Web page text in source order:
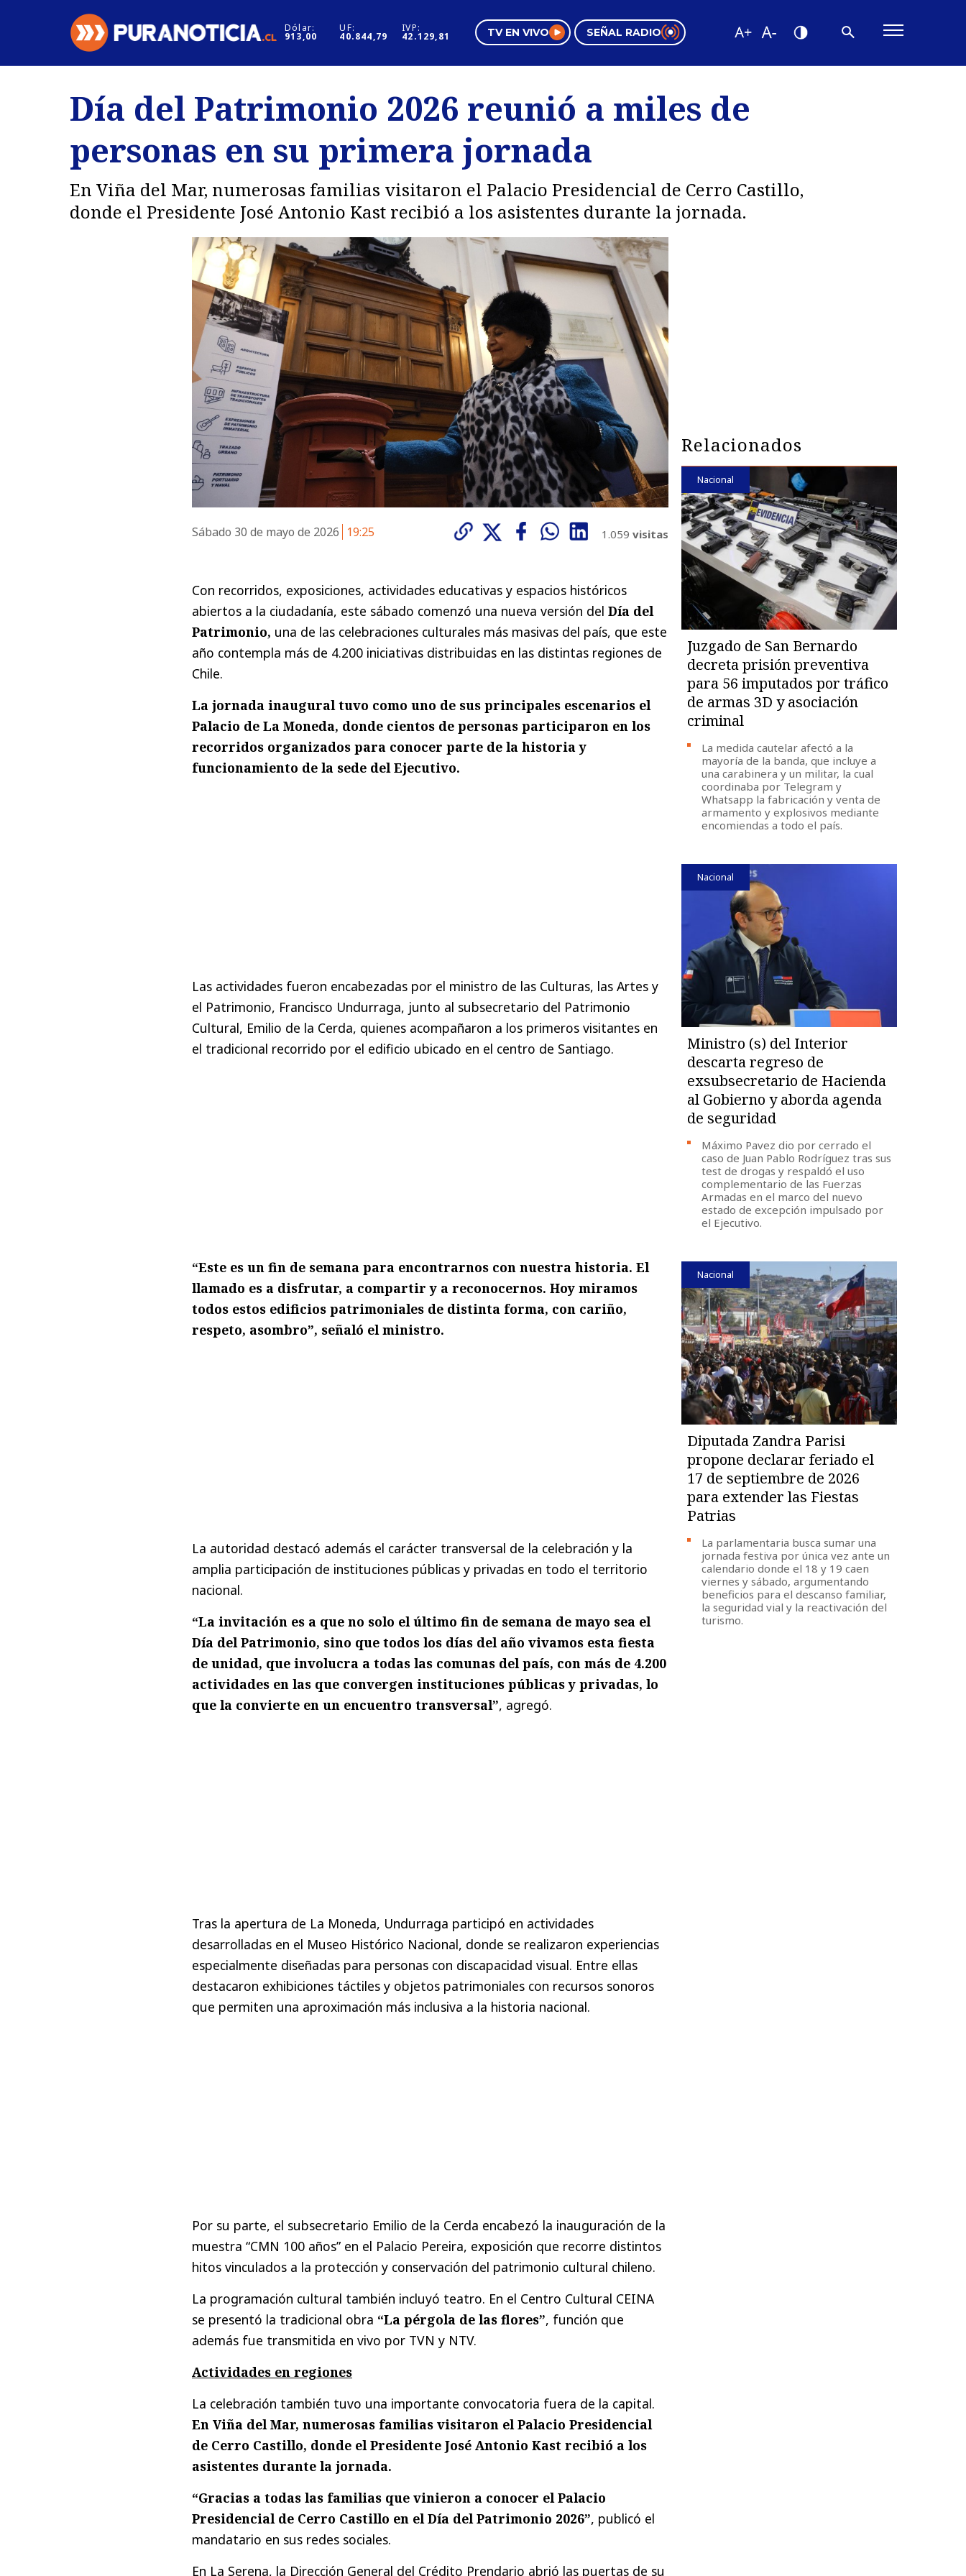
Dólar:
913,00
UF:
40.844,79
IVP:
42.129,81 TV EN VIVO SEÑAL RADIO
Regiones
Deportes
Internacional
Motores
Negocios
Pura Mujer
Tendencias
Día del Patrimonio 2026 reunió a miles de
personas en su primera jornada
En Viña del Mar, numerosas familias visitaron el Palacio Presidencial de Cerro Castillo,
donde el Presidente José Antonio Kast recibió a los asistentes durante la jornada.
Sábado 30 de mayo de 2026 19:25 1.059 visitas
Con recorridos, exposiciones, actividades educativas y espacios históricos
abiertos a la ciudadanía, este sábado comenzó una nueva versión del Día del
Patrimonio, una de las celebraciones culturales más masivas del país, que este
año contempla más de 4.200 iniciativas distribuidas en las distintas regiones de
Chile.
La jornada inaugural tuvo como uno de sus principales escenarios el
Palacio de La Moneda, donde cientos de personas participaron en los
recorridos organizados para conocer parte de la historia y
funcionamiento de la sede del Ejecutivo.
Las actividades fueron encabezadas por el ministro de las Culturas, las Artes y
el Patrimonio, Francisco Undurraga, junto al subsecretario del Patrimonio
Cultural, Emilio de la Cerda, quienes acompañaron a los primeros visitantes en
el tradicional recorrido por el edificio ubicado en el centro de Santiago.
“Este es un fin de semana para encontrarnos con nuestra historia. El
llamado es a disfrutar, a compartir y a reconocernos. Hoy miramos
todos estos edificios patrimoniales de distinta forma, con cariño,
respeto, asombro”, señaló el ministro.
La autoridad destacó además el carácter transversal de la celebración y la
amplia participación de instituciones públicas y privadas en todo el territorio
nacional.
“La invitación es a que no solo el último fin de semana de mayo sea el
Día del Patrimonio, sino que todos los días del año vivamos esta fiesta
de unidad, que involucra a todas las comunas del país, con más de 4.200
actividades en las que convergen instituciones públicas y privadas, lo
que la convierte en un encuentro transversal”, agregó.
Tras la apertura de La Moneda, Undurraga participó en actividades
desarrolladas en el Museo Histórico Nacional, donde se realizaron experiencias
especialmente diseñadas para personas con discapacidad visual. Entre ellas
destacaron exhibiciones táctiles y objetos patrimoniales con recursos sonoros
que permiten una aproximación más inclusiva a la historia nacional.
Por su parte, el subsecretario Emilio de la Cerda encabezó la inauguración de la
muestra “CMN 100 años” en el Palacio Pereira, exposición que recorre distintos
hitos vinculados a la protección y conservación del patrimonio cultural chileno.
La programación cultural también incluyó teatro. En el Centro Cultural CEINA
se presentó la tradicional obra “La pérgola de las flores”, función que
además fue transmitida en vivo por TVN y NTV.
Actividades en regiones
La celebración también tuvo una importante convocatoria fuera de la capital.
En Viña del Mar, numerosas familias visitaron el Palacio Presidencial
de Cerro Castillo, donde el Presidente José Antonio Kast recibió a los
asistentes durante la jornada.
“Gracias a todas las familias que vinieron a conocer el Palacio
Presidencial de Cerro Castillo en el Día del Patrimonio 2026”, publicó el
mandatario en sus redes sociales.
En La Serena, la Dirección General del Crédito Prendario abrió las puertas de su
Relacionados
Nacional
Juzgado de San Bernardo
decreta prisión preventiva
para 56 imputados por tráfico
de armas 3D y asociación
criminal
La medida cautelar afectó a la
mayoría de la banda, que incluye a
una carabinera y un militar, la cual
coordinaba por Telegram y
Whatsapp la fabricación y venta de
armamento y explosivos mediante
encomiendas a todo el país.
Nacional
Ministro (s) del Interior
descarta regreso de
exsubsecretario de Hacienda
al Gobierno y aborda agenda
de seguridad
Máximo Pavez dio por cerrado el
caso de Juan Pablo Rodríguez tras sus
test de drogas y respaldó el uso
complementario de las Fuerzas
Armadas en el marco del nuevo
estado de excepción impulsado por
el Ejecutivo.
Nacional
Diputada Zandra Parisi
propone declarar feriado el
17 de septiembre de 2026
para extender las Fiestas
Patrias
La parlamentaria busca sumar una
jornada festiva por única vez ante un
calendario donde el 18 y 19 caen
viernes y sábado, argumentando
beneficios para el descanso familiar,
la seguridad vial y la reactivación del
turismo.